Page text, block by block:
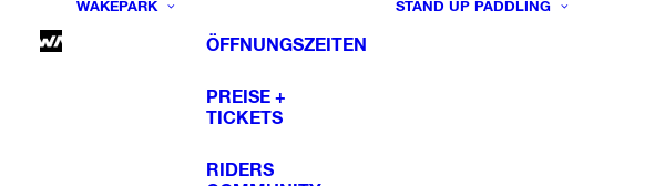
WAKEPARK
ÖFFNUNGSZEITEN
PREISE +
TICKETS
RIDERS
STAND UP PADDLING